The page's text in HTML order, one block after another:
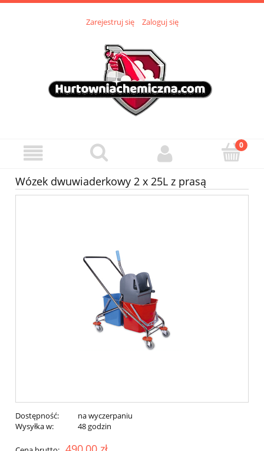
Zarejestruj się Zaloguj się
Wózek dwuwiaderkowy 2 x 25L z prasą
Dostępność:
na wyczerpaniu
Wysyłka w:
48 godzin